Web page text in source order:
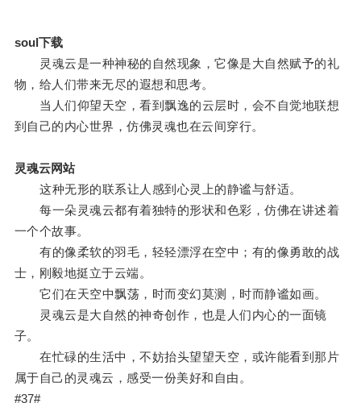
soul下载
灵魂云是一种神秘的自然现象，它像是大自然赋予的礼
物，给人们带来无尽的遐想和思考。
当人们仰望天空，看到飘逸的云层时，会不自觉地联想
到自己的内心世界，仿佛灵魂也在云间穿行。
灵魂云网站
这种无形的联系让人感到心灵上的静谧与舒适。
每一朵灵魂云都有着独特的形状和色彩，仿佛在讲述着
一个个故事。
有的像柔软的羽毛，轻轻漂浮在空中；有的像勇敢的战
士，刚毅地挺立于云端。
它们在天空中飘荡，时而变幻莫测，时而静谧如画。
灵魂云是大自然的神奇创作，也是人们内心的一面镜
子。
在忙碌的生活中，不妨抬头望望天空，或许能看到那片
属于自己的灵魂云，感受一份美好和自由。
#37#